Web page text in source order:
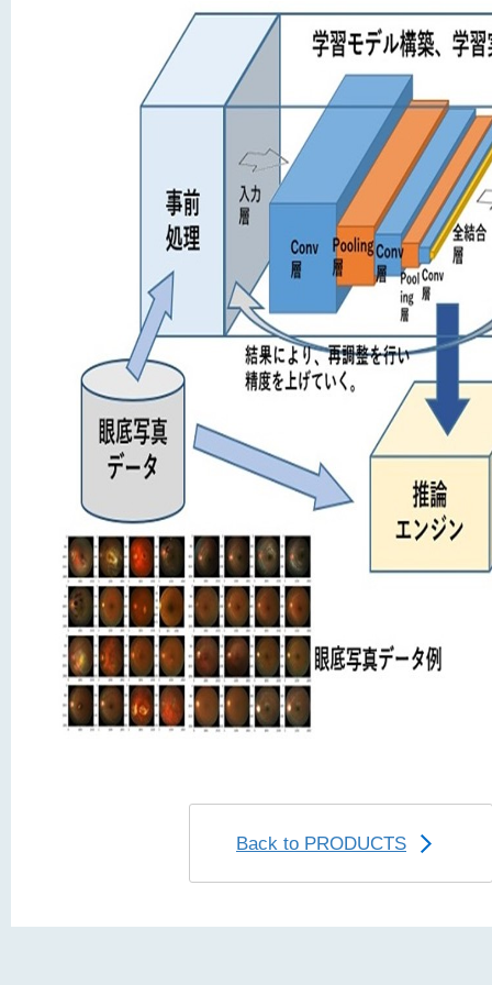
Back to PRODUCTS